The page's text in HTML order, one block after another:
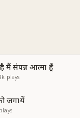
मैं संपन्न आत्मा हूँ
plays
जगायें